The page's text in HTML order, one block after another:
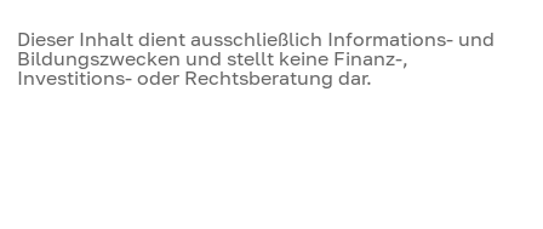
Dieser Inhalt dient ausschließlich Informations- und
Bildungszwecken und stellt keine Finanz-,
Investitions- oder Rechtsberatung dar.